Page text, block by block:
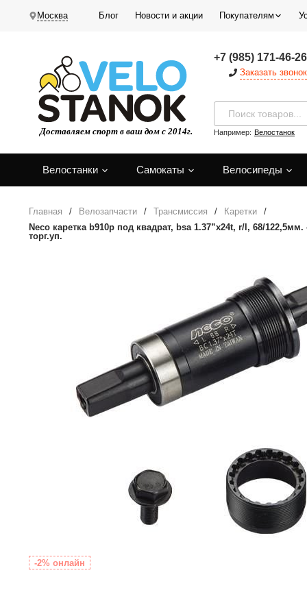
Москва Блог Новости и акции Покупателям
+7 (985) 171-46-26
Заказать звонок
Например: Велостанок
Велостанки Самокаты Велосипеды
Главная / Велозапчасти / Трансмиссия / Каретки
/
Neco каретка b910p под квадрат, bsa 1.37”x24t, r/l, 68/
торг.уп.
-2% онлайн